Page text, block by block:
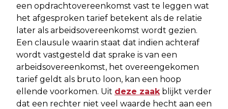
een opdrachtovereenkomst vast te leggen wat
het afgesproken tarief betekent als de relatie
later als arbeidsovereenkomst wordt gezien.
Een clausule waarin staat dat indien achteraf
wordt vastgesteld dat sprake is van een
arbeidsovereenkomst, het overeengekomen
tarief geldt als bruto loon, kan een hoop
ellende voorkomen. Uit deze zaak blijkt verder
dat een rechter niet veel waarde hecht aan een